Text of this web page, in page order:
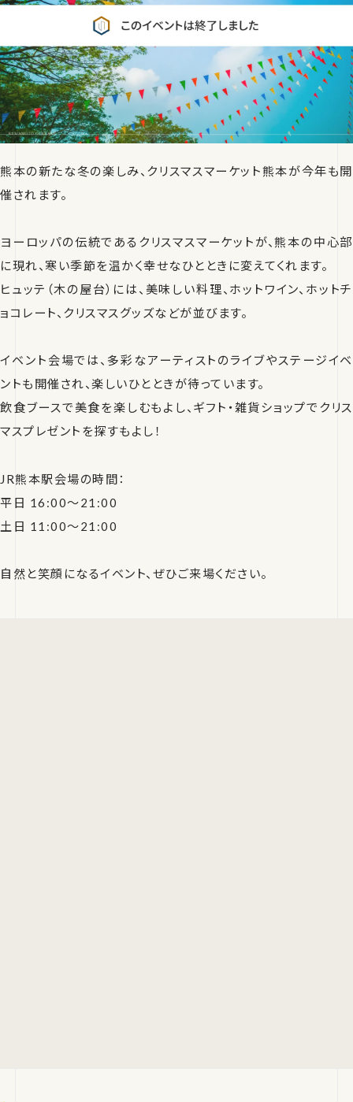
熊本の新たな冬の楽しみ、クリスマスマーケット熊本が今年も開
催されます。
ヨーロッパの伝統であるクリスマスマーケットが、熊本の中心部
に現れ、寒い季節を温かく幸せなひとときに変えてくれます。
ヒュッテ（木の屋台）には、美味しい料理、ホットワイン、ホットチ
ョコレート、クリスマスグッズなどが並びます。
イベント会場では、多彩なアーティストのライブやステージイベ
ントも開催され、楽しいひとときが待っています。
飲食ブースで美食を楽しむもよし、ギフト・雑貨ショップでクリス
マスプレゼントを探すもよし！
JR熊本駅会場の時間：
平日 16:00～21:00
土日 11:00～21:00
自然と笑顔になるイベント、ぜひご来場ください。